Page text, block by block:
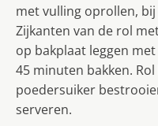
met vulling oprollen,
Zijkanten van de rol
op bakplaat leggen
45 minuten bakken.
poedersuiker
serveren.